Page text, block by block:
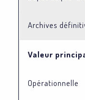
Archives
Valeur
Opérationnelle